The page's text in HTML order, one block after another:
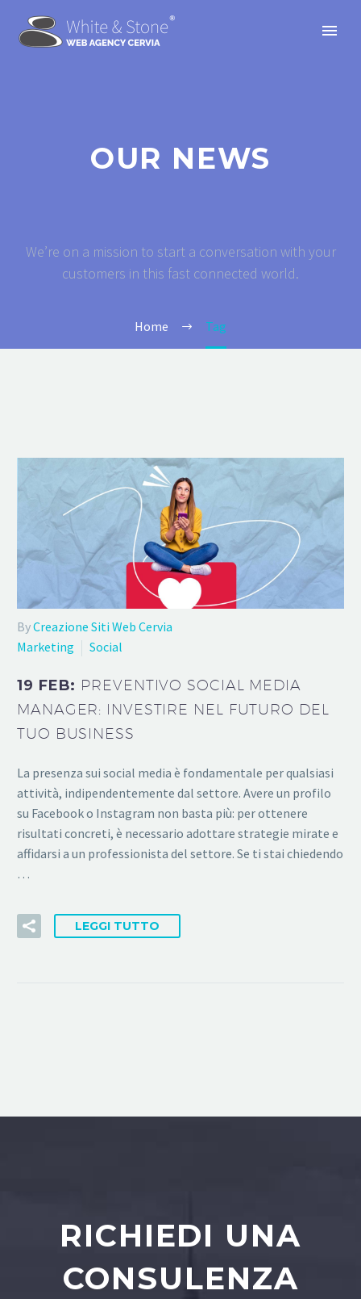
OUR NEWS
We’re on a mission to start a conversation with your
customers in this fast connected world.
Home Tag
ByCreazione Siti Web Cervia
Marketing
Social
19 FEB: PREVENTIVO SOCIAL MEDIA
MANAGER: INVESTIRE NEL FUTURO DEL
TUO BUSINESS
La presenza sui social media è fondamentale per qualsiasi
attività, indipendentemente dal settore. Avere un profilo
su Facebook o Instagram non basta più: per ottenere
risultati concreti, è necessario adottare strategie mirate e
affidarsi a un professionista del settore. Se ti stai chiedendo
…
LEGGI TUTTO
RICHIEDI UNA
CONSULENZA